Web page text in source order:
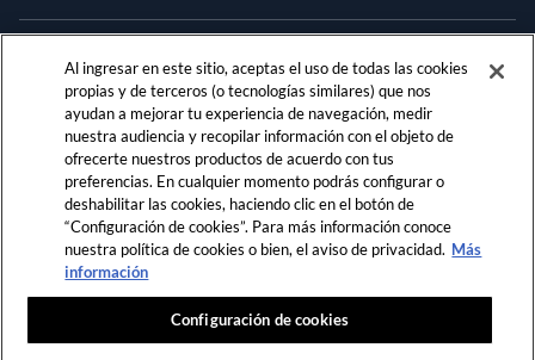
Terms and Conditions
PRIVACIDAD
REGLAMENTO DE LA COMUNIDAD
LOCATION & LANGUAGE
Al ingresar en este sitio, aceptas el uso de todas las cookies
propias y de terceros (o tecnologías similares) que nos
ayudan a mejorar tu experiencia de navegación, medir
nuestra audiencia y recopilar información con el objeto de
ofrecerte nuestros productos de acuerdo con tus
preferencias. En cualquier momento podrás configurar o
deshabilitar las cookies, haciendo clic en el botón de
“Configuración de cookies”. Para más información conoce
nuestra política de cookies o bien, el aviso de privacidad. Más
información
Configuración de cookies